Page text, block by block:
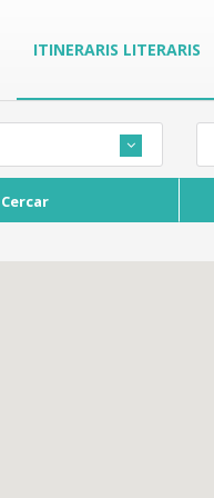
ITINERARIS LITERARIS
Cercar